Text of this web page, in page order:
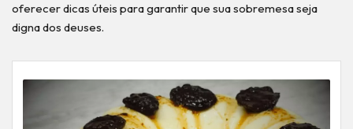
oferecer dicas úteis para garantir que sua sobremesa seja
digna dos deuses.